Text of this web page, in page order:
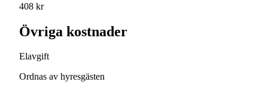
408 kr
Övriga kostnader
Elavgift
Ordnas av hyresgästen